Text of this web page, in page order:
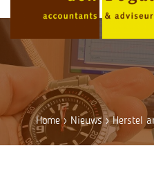
Home› Nieuws›Herstel